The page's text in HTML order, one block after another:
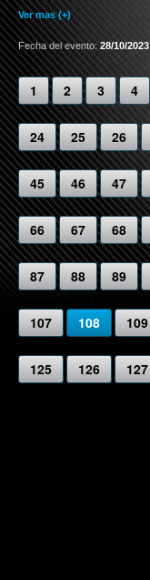
Ver mas (+)
Fecha del evento:28/10/2023
1 2 3 4
24 25 26
45 46 47
66 67 68
87 88 89
107 108 109
125 126 127